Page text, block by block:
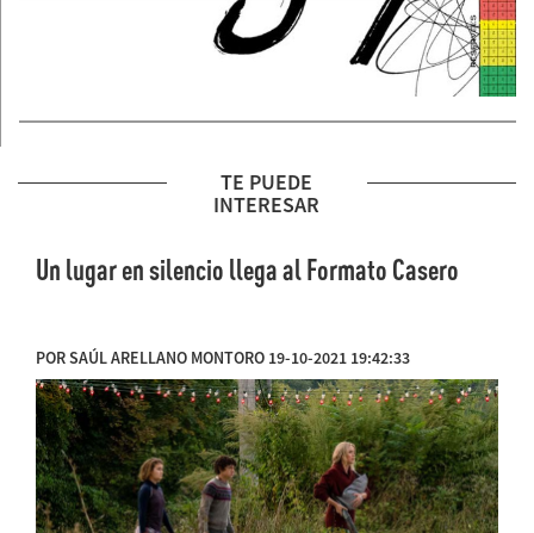
TE PUEDE
INTERESAR
Un lugar en silencio llega al Formato Casero
POR SAÚL ARELLANO MONTORO 19-10-2021 19:42:33